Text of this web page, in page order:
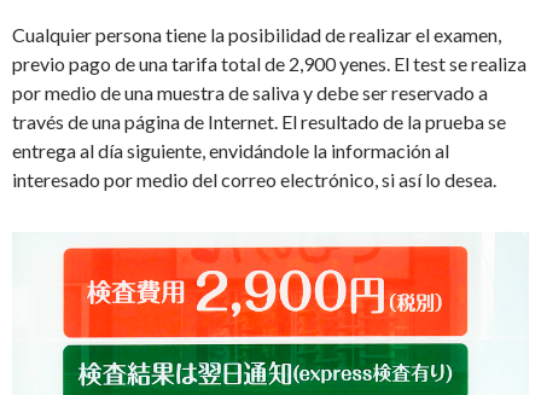
Cualquier persona tiene la posibilidad de realizar el examen,
previo pago de una tarifa total de 2,900 yenes. El test se realiza
por medio de una muestra de saliva y debe ser reservado a
través de una página de Internet. El resultado de la prueba se
entrega al día siguiente, envidándole la información al
interesado por medio del correo electrónico, si así lo desea.